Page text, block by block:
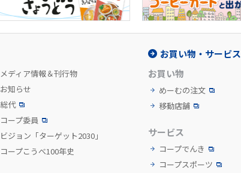
メディア情報＆刊行物
お知らせ
総代
コープ委員
ビジョン「ターゲット2030」
コープこうべ100年史
お買い物・サービス
お買い物
めーむの注文
移動店舗
サービス
コープでんき
コープスポーツ